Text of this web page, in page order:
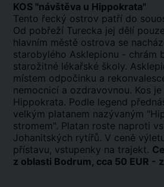
KOS "návštěva u Hippokrata"
Tento řecký ostrov patří do
Od pobřeží Turecka jej dělí
hlavním městě ostrova se
starobylého Asklepionu - chrám
starožitné lékařské školy.
místem odpočinku a
nemocnicí a ozdravovnou. Kos
Hippokrata. Podle legend
velkým platanem nazývaným
stromem". Platan roste naproti
Johanitských rytířů. V ceně
přístavu, vstupenky na trajekt.
z oblasti Bodrum, cca 50 EUR -